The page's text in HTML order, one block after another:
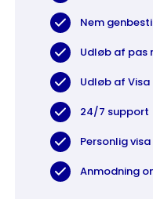
Nem
Udløb af pas
Udløb af
24/7 support
Personlig
Anmodning